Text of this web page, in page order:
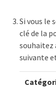
Si vous le
clé de la
souhaitez
suivante